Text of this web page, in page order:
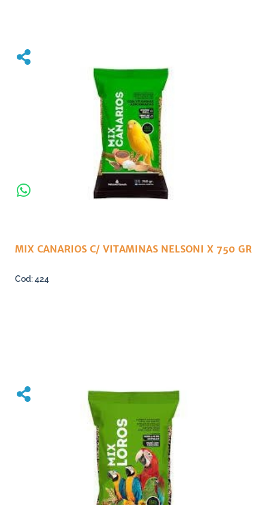
MIX CANARIOS C/ VITAMINAS NELSONI X 750 GR
424